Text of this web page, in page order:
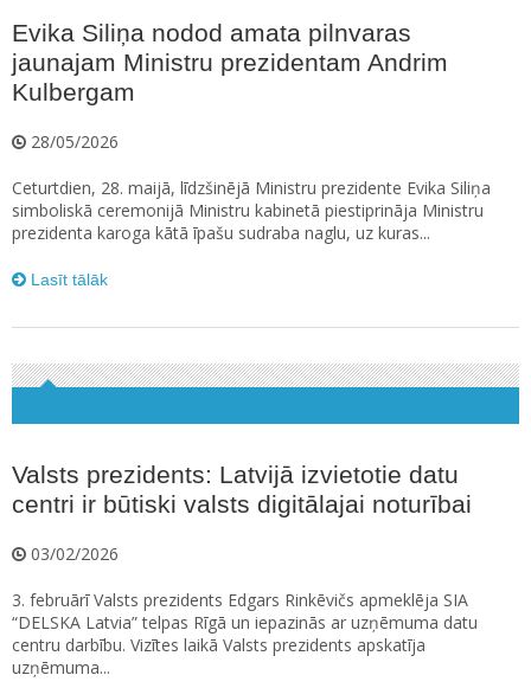
Evika Siliņa nodod amata pilnvaras
jaunajam Ministru prezidentam Andrim
Kulbergam
28/05/2026
Ceturtdien, 28. maijā, līdzšinējā Ministru prezidente Evika Siliņa
simboliskā ceremonijā Ministru kabinetā piestiprināja Ministru
prezidenta karoga kātā īpašu sudraba naglu, uz kuras...
Lasīt tālāk
Valsts prezidents: Latvijā izvietotie datu
centri ir būtiski valsts digitālajai noturībai
03/02/2026
3. februārī Valsts prezidents Edgars Rinkēvičs apmeklēja SIA
“DELSKA Latvia” telpas Rīgā un iepazinās ar uzņēmuma datu
centru darbību. Vizītes laikā Valsts prezidents apskatīja
uzņēmuma...